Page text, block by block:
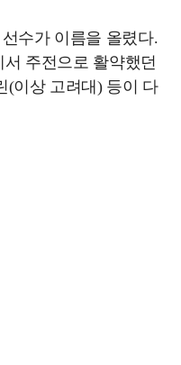
수가 이름을 올렸다.
서 주전으로 활약했던
(이상 고려대) 등이 다